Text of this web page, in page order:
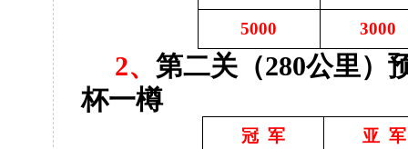
5000 3000
2、 第二关（280公里）
杯一樽
冠 军 亚 军